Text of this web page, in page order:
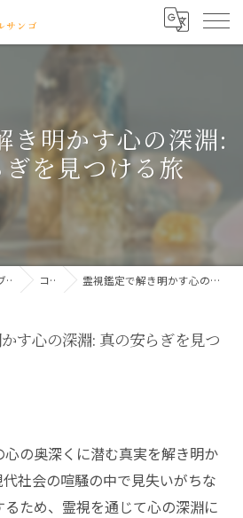
き明かす心の深淵:
を見つける旅
グ コラム 霊視鑑定で解き明かす心の深淵: 真の安らぎを見つける旅
す心の深淵: 真の安らぎを見つ
の奥深くに潜む真実を解き明か
社会の喧騒の中で見失いがちな
ため、霊視を通じて心の深淵に